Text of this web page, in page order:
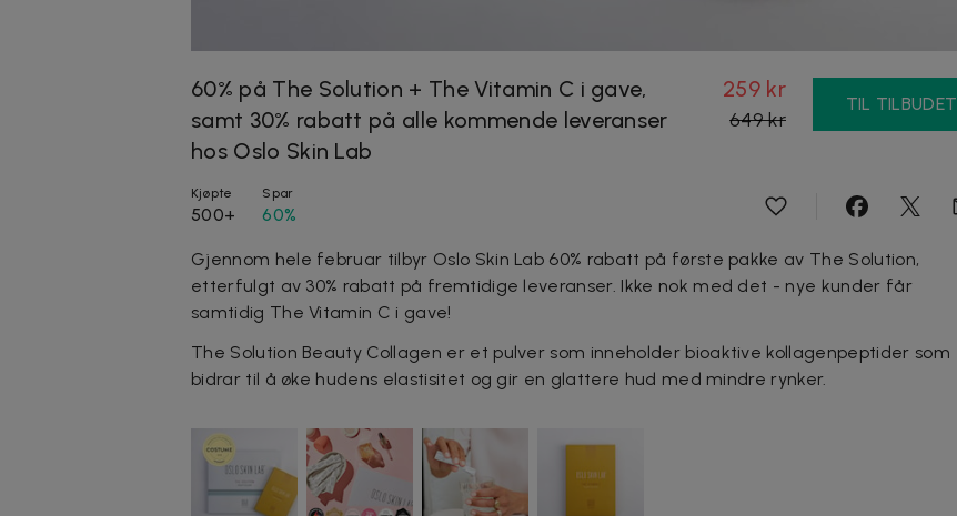
60% på The Solution + The Vitamin C i gave,
samt 30% rabatt på alle kommende leveranser
hos Oslo Skin Lab
259 kr
649 kr
TIL TILBUDET
Kjøpte
500+
Spar
60%
Gjennom hele februar tilbyr Oslo Skin Lab 60% rabatt på første pakke av The Solution,
etterfulgt av 30% rabatt på fremtidige leveranser. Ikke nok med det - nye kunder får
samtidig The Vitamin C i gave!
The Solution Beauty Collagen er et pulver som inneholder bioaktive kollagenpeptider som
bidrar til å øke hudens elastisitet og gir en glattere hud med mindre rynker.